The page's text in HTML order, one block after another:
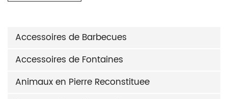
Accessoires de Barbecues
Accessoires de Fontaines
Animaux en Pierre Reconstituee